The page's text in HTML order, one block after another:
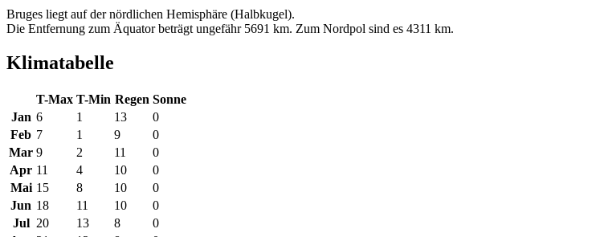
Bruges liegt auf der nördlichen Hemisphäre (Halbkugel).
Die Entfernung zum Äquator beträgt ungefähr 5691 km. Zum Nordpol sind es 4311 km.
Klimatabelle
T-Max T-Min Regen Sonne
Jan 6 1 13
0
Feb 7 1 9
0
Mar 9 2 11
0
Apr 11 4 10
0
Mai 15 8 10
0
Jun 18 11 10
0
Jul 20 13 8
0